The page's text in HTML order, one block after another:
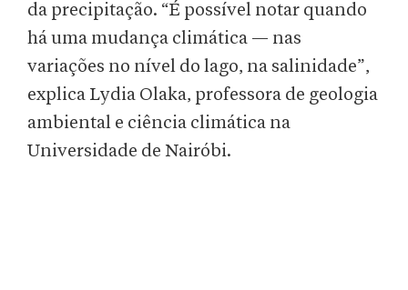
da precipitação. “É possível notar quando
há uma mudança climática — nas
variações no nível do lago, na salinidade”,
explica Lydia Olaka, professora de geologia
ambiental e ciência climática na
Universidade de Nairóbi.